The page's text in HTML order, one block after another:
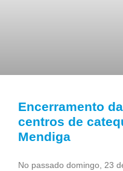
Encerramento
centros de
Mendiga
No passado domingo, 23